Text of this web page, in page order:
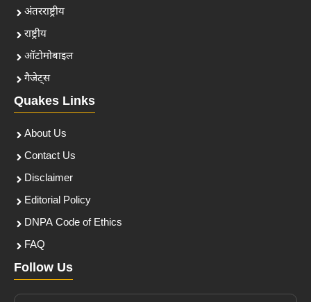
अंतरराष्ट्रीय
राष्ट्रीय
ऑटोमोबाइल
गैजेट्स
Quakes Links
About Us
Contact Us
Disclaimer
Editorial Policy
DNPA Code of Ethics
FAQ
Follow Us